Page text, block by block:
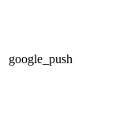
google_push